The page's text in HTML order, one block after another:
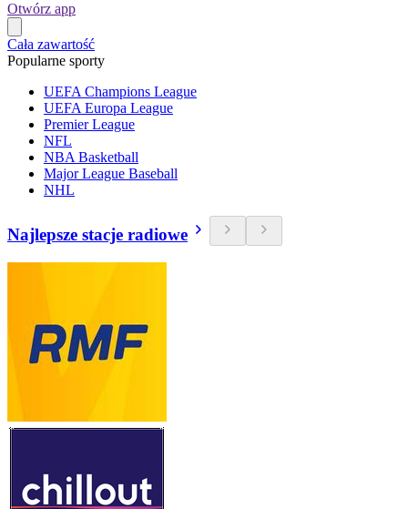
Otwórz app
Cała zawartość
Popularne sporty
UEFA Champions League
UEFA Europa League
Premier League
NFL
NBA Basketball
Major League Baseball
NHL
Najlepsze stacje radiowe